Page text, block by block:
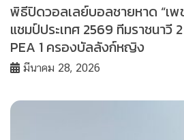
พิธีปิดวอลเลย์บอลชายหาด “เ
แชมป์ประเทศ 2569 ทีมราชนาวี
PEA 1 ครองบัลลังก์หญิง
มีนาคม 28, 2026